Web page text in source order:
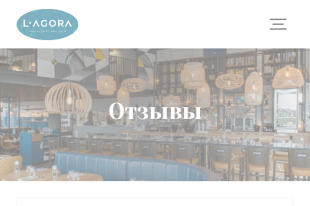
Панель управления cookies
Отзывы